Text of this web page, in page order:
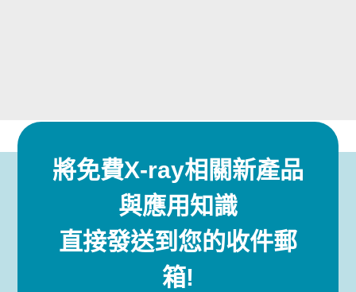
將免費X-ray相關新產品
與應用知識
直接發送到您的收件郵
箱!